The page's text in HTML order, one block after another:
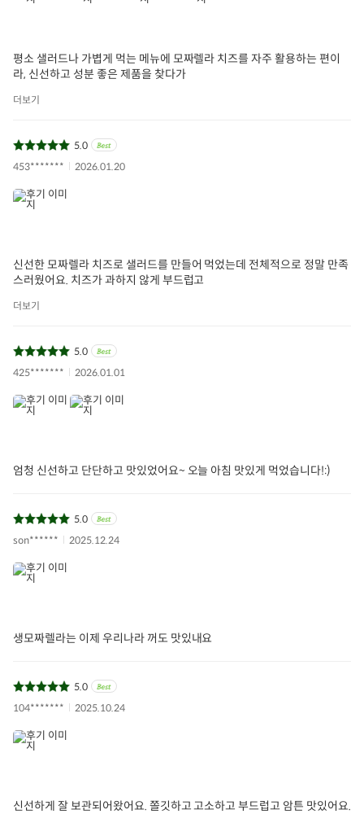
평소 샐러드나 가볍게 먹는 메뉴에 모짜렐라 치즈를 자주 활용하는 편이
라, 신선하고 성분 좋은 제품을 찾다가
더보기
5.0
453*******
2026.01.20
신선한 모짜렐라 치즈로 샐러드를 만들어 먹었는데 전체적으로 정말 만족
스러웠어요. 치즈가 과하지 않게 부드럽고
더보기
5.0
425*******
2026.01.01
엄청 신선하고 단단하고 맛있었어요~ 오늘 아침 맛있게 먹었습니다!:)
5.0
son******
2025.12.24
생모짜렐라는 이제 우리나라 꺼도 맛있내요
5.0
104*******
2025.10.24
신선하게 잘 보관되어왔어요. 쫄깃하고 고소하고 부드럽고 암튼 맛있어요.